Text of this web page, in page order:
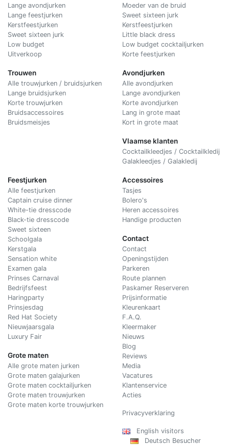
Lange avondjurken
Lange feestjurken
Kerstfeestjurken
Sweet sixteen jurk
Low budget
Uitverkoop
Trouwen
Alle trouwjurken / bruidsjurken
Lange bruidsjurken
Korte trouwjurken
Bruidsaccessoires
Bruidsmeisjes
Moeder van de bruid
Sweet sixteen jurk
Kerstfeestjurken
Little black dress
Low budget cocktailjurken
Korte feestjurken
Avondjurken
Alle avondjurken
Lange avondjurken
Korte avondjurken
Lang in grote maat
Kort in grote maat
Vlaamse klanten
Cocktailkleedjes / Cocktailkledij
Galakleedjes / Galakledij
Feestjurken
Alle feestjurken
Captain cruise dinner
White-tie dresscode
Black-tie dresscode
Sweet sixteen
Schoolgala
Kerstgala
Sensation white
Examen gala
Prinses Carnaval
Bedrijfsfeest
Haringparty
Prinsjesdag
Red Hat Society
Nieuwjaarsgala
Luxury Fair
Grote maten
Alle grote maten jurken
Grote maten galajurken
Grote maten cocktailjurken
Grote maten trouwjurken
Grote maten korte trouwjurken
Accessoires
Tasjes
Bolero's
Heren accessoires
Handige producten
Contact
Contact
Openingstijden
Parkeren
Route plannen
Paskamer Reserveren
Prijsinformatie
Kleurenkaart
F.A.Q.
Kleermaker
Nieuws
Blog
Reviews
Media
Vacatures
Klantenservice
Acties
Privacyverklaring
English visitors
Deutsch Besucher